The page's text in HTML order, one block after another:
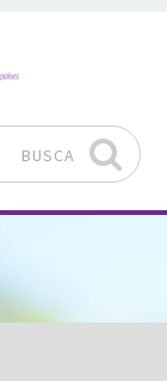
BUSCA